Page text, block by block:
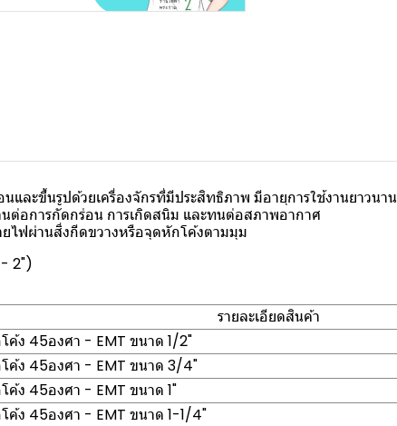
ละขึ้นรูปด้วยเครื่องจักรที่มีประสิทธิภาพ มีอายุการใช้งานยาวนาน
ต่อการกัดกร่อน การเกิดสนิม และทนต่อสภาพอากาศ
ไฟผ่านสิ่งกีดขวางหรือจุดหักโค้งตามมุม
2")
รายละเอียดสินค้า
ค้ง 45องศา - EMT ขนาด 1/2"
ค้ง 45องศา - EMT ขนาด 3/4"
ค้ง 45องศา - EMT ขนาด 1"
ค้ง 45องศา - EMT ขนาด 1-1/4"